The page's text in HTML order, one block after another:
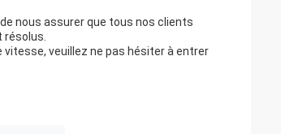
nous assurer que tous nos clients
vitesse, veuillez ne pas hésiter à entrer